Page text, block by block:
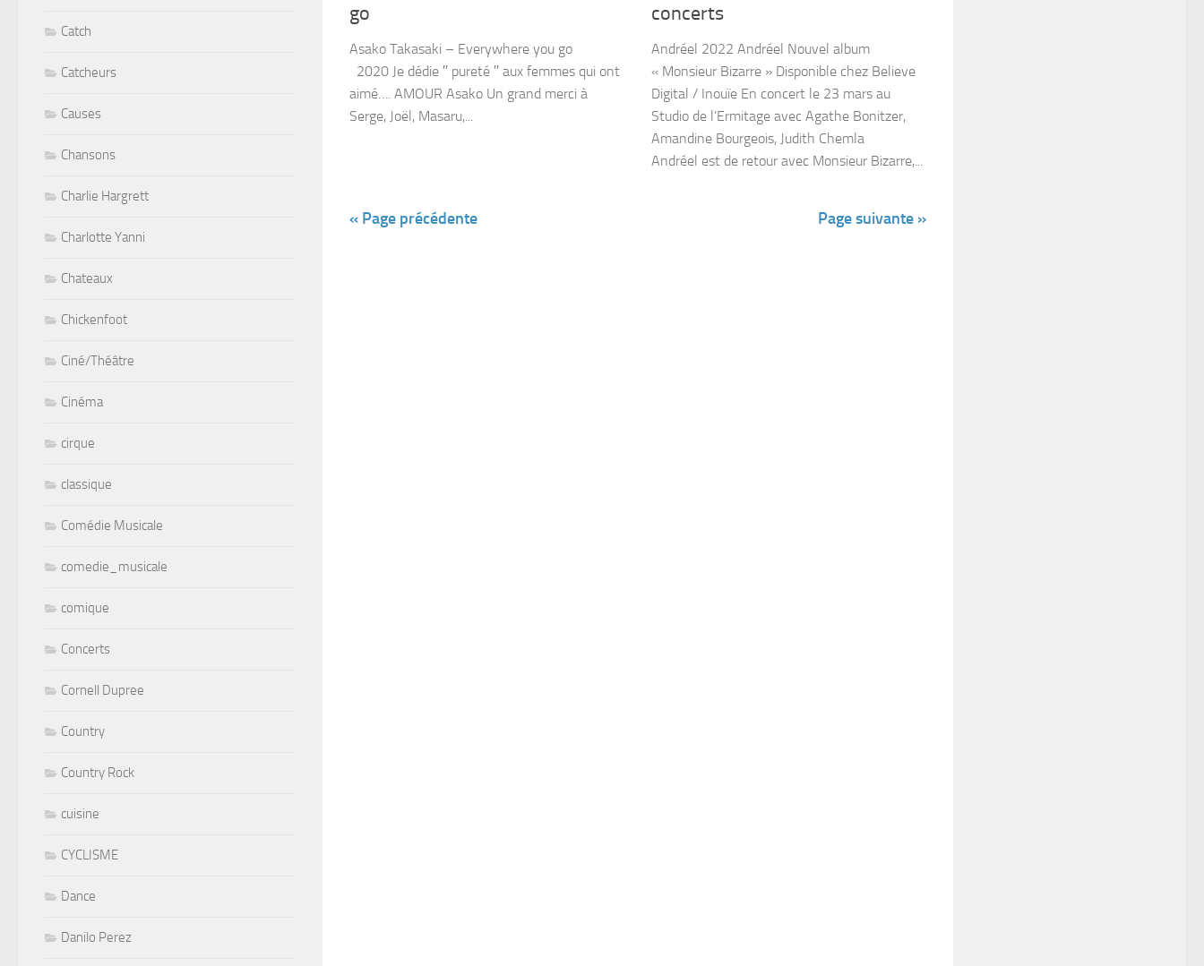
go
Asako Takasaki – Everywhere you go
2020 Je dédie ′′ pureté ′′ aux femmes qui ont
aimé…. AMOUR Asako Un grand merci à
Serge, Joël, Masaru,...
concerts
Andréel 2022 Andréel Nouvel album
« Monsieur Bizarre » Disponible chez Believe
Digital / Inouïe En concert le 23 mars au
Studio de l’Ermitage avec Agathe Bonitzer,
Amandine Bourgeois, Judith Chemla
Andréel est de retour avec Monsieur Bizarre,...
« Page précédente Page suivante »
Catch
Catcheurs
Causes
Chansons
Charlie Hargrett
Charlotte Yanni
Chateaux
Chickenfoot
Ciné/Théâtre
Cinéma
cirque
classique
Comédie Musicale
comedie_musicale
comique
Concerts
Cornell Dupree
Country
Country Rock
cuisine
CYCLISME
Dance
Danilo Perez